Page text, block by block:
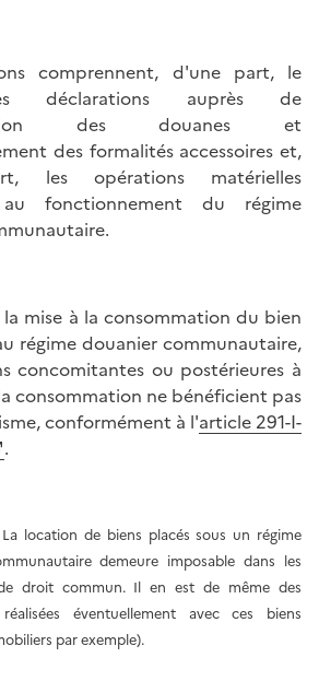
comprennent, d'une part, le
déclarations auprès de
des douanes et
des formalités accessoires et,
les opérations matérielles
au fonctionnement du régime
la mise à la consommation du bien
régime douanier communautaire,
concomitantes ou postérieures à
consommation ne bénéficient pas
conformément à l'article 291-I-
.
location de biens placés sous un régime
demeure imposable dans les
droit commun. Il en est de même des
éventuellement avec ces biens
par exemple).